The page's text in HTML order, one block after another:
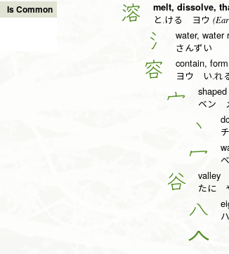
Is Common 溶 melt, dissolve,
と.ける ヨウ
氵 water, water
さんずい
容 contain,
ヨウ い.れ
宀 ベン
丶
冖
谷 valley
たに
八
𠆢